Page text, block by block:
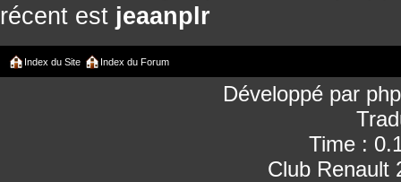
récent est jeaanplr
Index du Site Index du Forum
Développé par
Time :
Club Renault